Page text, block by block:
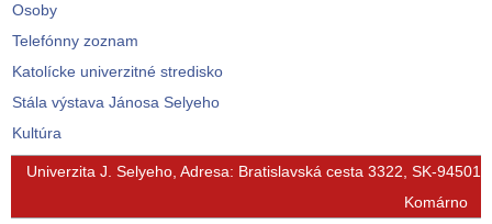
Osoby
Telefónny zoznam
Katolícke univerzitné stredisko
Stála výstava Jánosa Selyeho
Kultúra
© Free Joomla! 3 Modules - by VinaGecko.com
Univerzita J. Selyeho, Adresa: Bratislavská cesta 3322, SK-94501
Komárno